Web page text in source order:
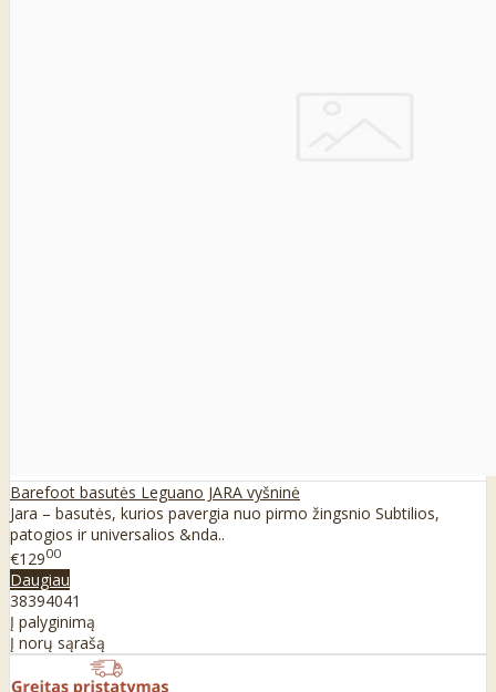
Barefoot basutės Leguano JARA vyšninė
Jara – basutės, kurios pavergia nuo pirmo žingsnio Subtilios,
patogios ir universalios &nda..
€12900
Daugiau
38394041
Į palyginimą
Į norų sąrašą